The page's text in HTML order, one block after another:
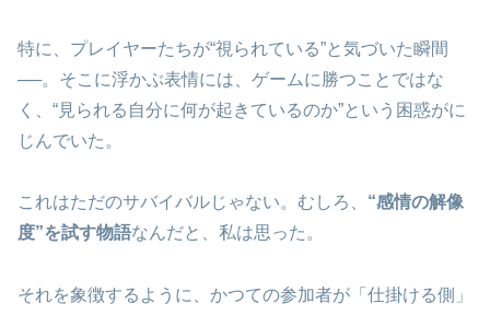
特に、プレイヤーたちが“視られている”と気づいた瞬間
──。そこに浮かぶ表情には、ゲームに勝つことではな
く、“見られる自分に何が起きているのか”という困惑がに
じんでいた。
これはただのサバイバルじゃない。むしろ、 “感情の解像
度”を試す物語なんだと、私は思った。
それを象徴するように、かつての参加者が「仕掛ける側」